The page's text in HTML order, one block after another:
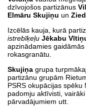
dzīvojošos partizānus
Elmāru Skujiņu un
Izcēlās kauja, kurā
istrebīķeļu Jēkabu
apzinādamies
rokasgranātu.
Skujiņa grupa
partizānu grupām
PSRS okupācijas
padomju aktīvisti,
pārvadājumiem utt.